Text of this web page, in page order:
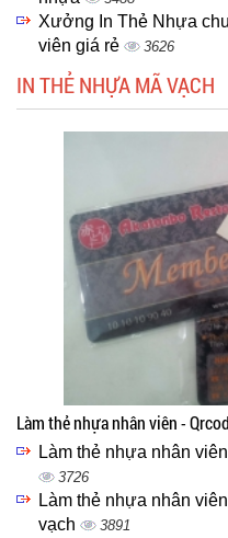
Xưởng In Thẻ Nhựa
viên giá rẻ
3626
IN THẺ NHỰA MÃ VẠCH
Làm thẻ nhựa nhân viên -
Làm thẻ nhựa nhân
3726
Làm thẻ nhựa nhân
vạch
3891